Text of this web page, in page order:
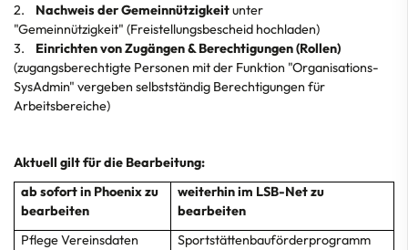
2. Nachweis der Gemeinnützigkeitunter
"Gemeinnützigkeit" (Freistellungsbescheid hochladen)
3. Einrichten von Zugängen & Berechtigungen (Rollen)
(zugangsberechtigte Personen mit der Funktion "Organisations-
SysAdmin" vergeben selbstständig Berechtigungen für
Arbeitsbereiche)
Aktuell gilt für die Bearbeitung:
ab sofort in Phoenix zu
bearbeiten
weiterhin im LSB-Net zu
bearbeiten
Pflege Vereinsdaten
Sportstättenbauförderprogramm